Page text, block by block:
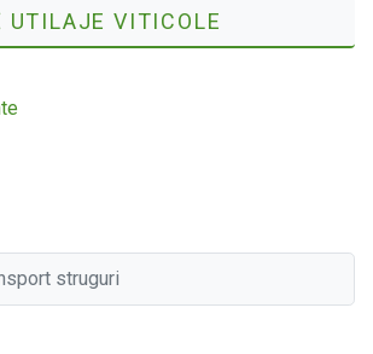
UTILAJE VITICOLE
struguri